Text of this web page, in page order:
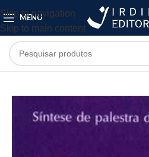
Skip to navigation
Skip to main content
MENU